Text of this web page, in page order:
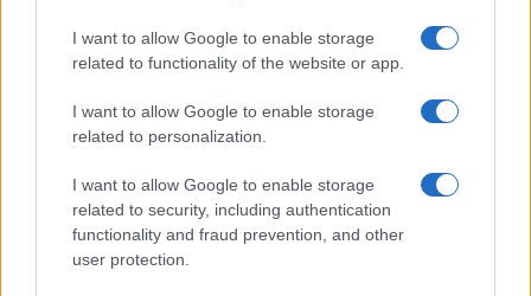
I want to allow Google to enable storage
related to functionality of the website or app.
I want to allow Google to enable storage
related to personalization.
I want to allow Google to enable storage
related to security, including authentication
functionality and fraud prevention, and other
user protection.
Bárbara Rey sobre su asistencia al
Senado: «Voy a ir»
Bárbara Rey ha asegurado a Isabel Rábago, que…
GENTE